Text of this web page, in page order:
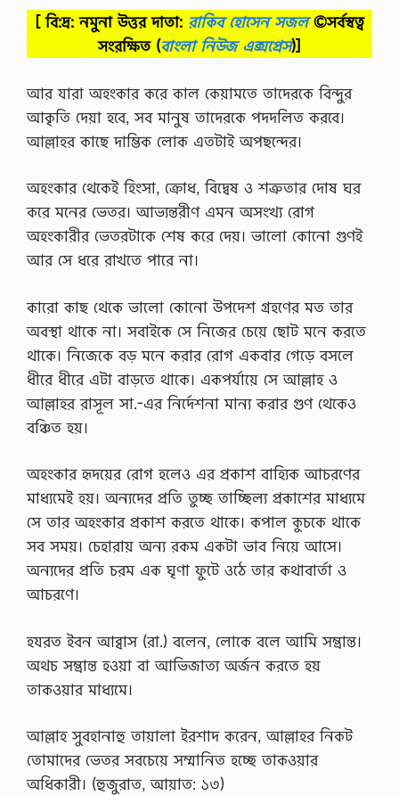
[ বি:দ্র: নমুনা উত্তর দাতা: রাকিব হোসেন সজল©সর্বস্বত্ব
সংরক্ষিত (বাংলা নিউজ এক্সপ্রেস)]
আর যারা অহংকার করে কাল কেয়ামতে তাদেরকে বিন্দুর
আকৃতি দেয়া হবে, সব মানুষ তাদেরকে পদদলিত করবে।
আল্লাহর কাছে দাম্ভিক লোক এতটাই অপছন্দের।
অহংকার থেকেই হিংসা, ক্রোধ, বিদ্বেষ ও শত্রুতার দোষ ঘর
করে মনের ভেতর। আভ্যন্তরীণ এমন অসংখ্য রোগ
অহংকারীর ভেতরটাকে শেষ করে দেয়। ভালো কোনো গুণই
আর সে ধরে রাখতে পারে না।
কারো কাছ থেকে ভালো কোনো উপদেশ গ্রহণের মত তার
অবস্থা থাকে না। সবাইকে সে নিজের চেয়ে ছোট মনে করতে
থাকে। নিজেকে বড় মনে করার রোগ একবার গেড়ে বসলে
ধীরে ধীরে এটা বাড়তে থাকে। একপর্যায়ে সে আল্লাহ ও
আল্লাহর রাসূল সা.-এর নির্দেশনা মান্য করার গুণ থেকেও
বঞ্চিত হয়।
অহংকার হৃদয়ের রোগ হলেও এর প্রকাশ বাহ্যিক আচরণের
মাধ্যমেই হয়। অন্যদের প্রতি তুচ্ছ তাচ্ছিল্য প্রকাশের মাধ্যমে
সে তার অহংকার প্রকাশ করতে থাকে। কপাল কুচকে থাকে
সব সময়। চেহারায় অন্য রকম একটা ভাব নিয়ে আসে।
অন্যদের প্রতি চরম এক ঘৃণা ফুটে ওঠে তার কথাবার্তা ও
আচরণে।
হযরত ইবন আব্বাস (রা.) বলেন, লোকে বলে আমি সম্ভ্রান্ত।
অথচ সম্ভ্রান্ত হওয়া বা আভিজাত্য অর্জন করতে হয়
তাকওয়ার মাধ্যমে।
আল্লাহ সুবহানাহু তায়ালা ইরশাদ করেন, আল্লাহর নিকট
তোমাদের ভেতর সবচেয়ে সম্মানিত হচ্ছে তাকওয়ার
অধিকারী। (হুজুরাত, আয়াত: ১৩)